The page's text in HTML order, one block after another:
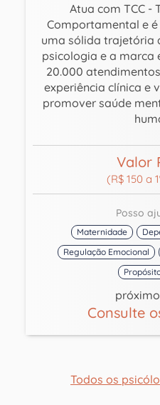
Atua com TCC -
Comportamental e
uma sólida trajetória
psicologia e a marca
20.000
experiência clínica e
promover saúde
Valor
(R$ 150 a
Posso
Maternidade
Regulação Emocional
Consulte
Todos os